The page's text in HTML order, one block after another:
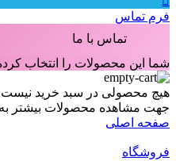
فرم تماس
تماس با ما
شما این محصولات را انتخاب
هیچ محصولی در سبد خرید
جهت مشاهده محصولات بیشتر به
صفحه اصلی
فروشگاه